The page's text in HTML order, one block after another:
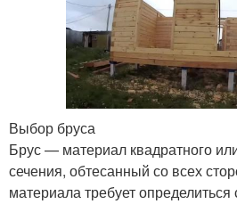
Выбор бруса
Брус — материал квадратного
сечения, обтесанный со всех
материала требует